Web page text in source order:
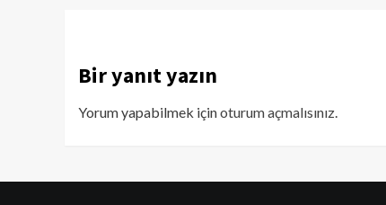
Bir yanıt yazın
Yorum yapabilmek içinoturum açmalısınız